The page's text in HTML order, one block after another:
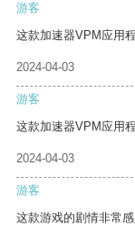
游客
这款加速器VPM应用
2024-04-03
游客
这款加速器VPM应用
2024-04-03
游客
这款游戏的剧情非常